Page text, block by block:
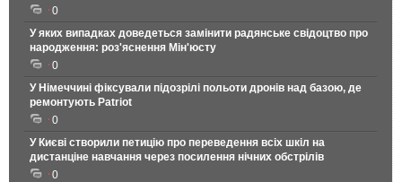
0
У яких випадках доведеться замінити радянське свідоцтво про
народження: роз'яснення Мін'юсту
0
У Німеччині фіксували підозрілі польоти дронів над базою, де
ремонтують Patriot
0
У Києві створили петицію про переведення всіх шкіл на
дистанціне навчання через посилення нічних обстрілів
0